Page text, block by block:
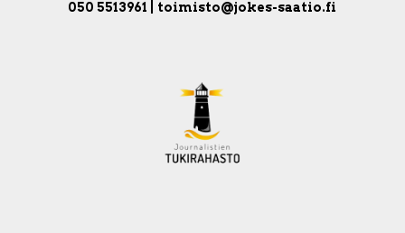
050 5513961 | toimisto@jokes-saatio.fi